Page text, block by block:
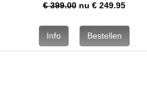
€ 399.00nu € 249.95